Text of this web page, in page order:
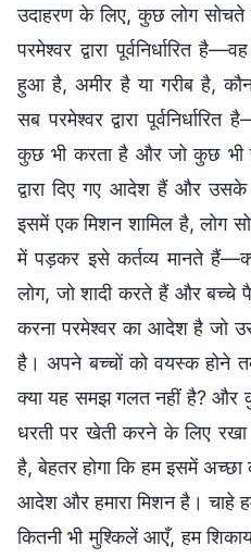
उदाहरण के लिए, कुछ लोग सोचते
परमेश्वर द्वारा पूर्वनिर्धारित
हुआ है, अमीर है या गरीब है,
सब परमेश्वर द्वारा
कुछ भी करता है और जो कुछ भी
द्वारा दिए गए आदेश हैं और उसके
इसमें एक मिशन शामिल है, लोग
में पड़कर इसे कर्तव्य मानते
लोग, जो शादी करते हैं और बच्चे
करना परमेश्वर का आदेश है जो
है। अपने बच्चों को वयस्क होने
क्या यह समझ गलत नहीं है? और
धरती पर खेती करने के लिए रखा
है, बेहतर होगा कि हम इसमें
आदेश और हमारा मिशन है। चाहे
कितनी भी मुश्किलें आएँ, हम